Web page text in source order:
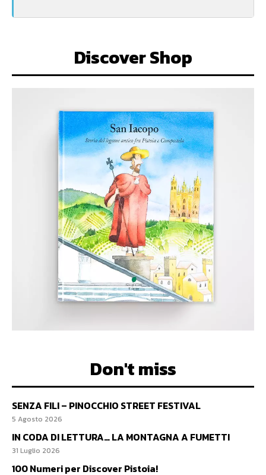
Discover Shop
Don't miss
SENZA FILI – PINOCCHIO STREET FESTIVAL
5 Agosto 2026
IN CODA DI LETTURA… LA MONTAGNA A FUMETTI
31 Luglio 2026
100 Numeri per Discover Pistoia!